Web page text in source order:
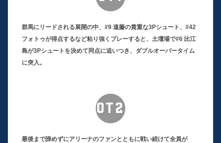
群馬にリードされる展開の中、#9 遠藤の貴重な3Pシュート、#42
フォトゥが得点するなど粘り強くプレーすると、土壇場で#6 比江
島が3Pシュートを決めて同点に追いつき、ダブルオーバータイム
に突入。
OT2
最後まで諦めずにアリーナのファンとともに戦い続けて全員が